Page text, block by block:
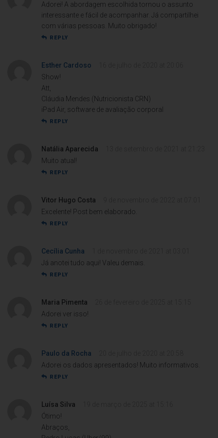
Adorei! A abordagem escolhida tornou o assunto
interessante e fácil de acompanhar. Já compartilhei
com várias pessoas. Muito obrigado!
REPLY
Esther Cardoso
Show!
Att,
Cláudia Mendes (Nutricionista CRN)
iPad Air, software de avaliação corporal
REPLY
Natália Aparecida
Muito atual!
REPLY
Vitor Hugo Costa
Excelente! Post bem elaborado.
REPLY
Cecília Cunha
Já anotei tudo aqui! Valeu demais.
REPLY
Maria Pimenta
Adorei ver isso!
REPLY
Paulo da Rocha
Adorei os dados apresentados! Muito informativos.
REPLY
Luísa Silva
Ótimo!
Abraços,